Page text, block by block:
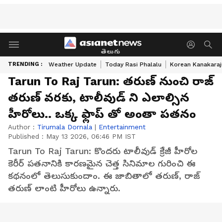
తెలుగు
TRENDING : Weather Update Today Rasi Phalalu Korean
Tarun To Raj Tarun: తరుణ్ నుంచి రాజ్
తరుణ్ వరకు, టాలీవుడ్ ని ఎలాల్సిన
హీరోలు.. ఒక్క ఫ్లాప్ తో అంతా పతనం
Author : Tirumala Dornala | Entertainment
Published : May 13 2026, 06:46 PM IST
Tarun To Raj Tarun: కొందరు టాలీవుడ్ క్రేజీ హీరోల
కెరీర్ పతనానికి కారణమైన చెత్త సినిమాల గురించి ఈ
కథనంలో తెలుసుకుందాం. ఈ జాబితాలో తరుణ్, రాజ్
తరుణ్ లాంటి హీరోలు ఉన్నారు.